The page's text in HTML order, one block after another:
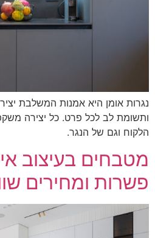
אומן היא אמנות המשלבת
לב לכל פרט. כל יצירה משקפת
וגם של הנגר.
בעיצוב
ומחירים